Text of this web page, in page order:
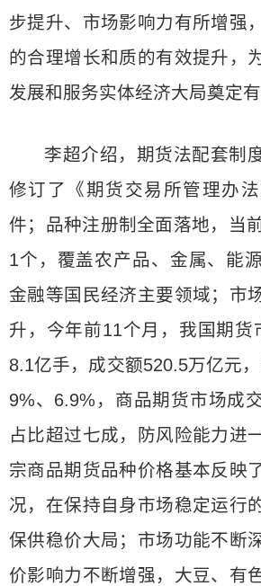
步提升、市场影响力有所增强
的合理增长和质的有效提升，
发展和服务实体经济大局奠定有
李超介绍，期货法配套制
修订了《期货交易所管理办
件；品种注册制全面落地，当
1个，覆盖农产品、金属、能
金融等国民经济主要领域；市
升，今年前11个月，我国期货
8.1亿手，成交额520.5万亿元
9%、6.9%，商品期货市场成
占比超过七成，防风险能力进
宗商品期货品种价格基本反映
况，在保持自身市场稳定运行
保供稳价大局；市场功能不断
价影响力不断增强，大豆、有